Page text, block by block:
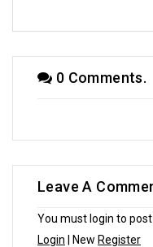
0 Comments.
Leave A
You must login to
Login | New Register